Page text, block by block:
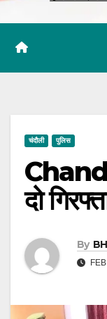
चंदौली पुलिस
दो
By